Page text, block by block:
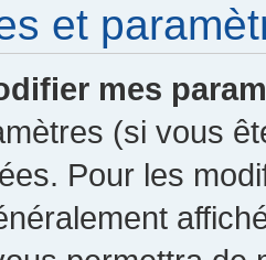
et
mes
(si vous
Pour les